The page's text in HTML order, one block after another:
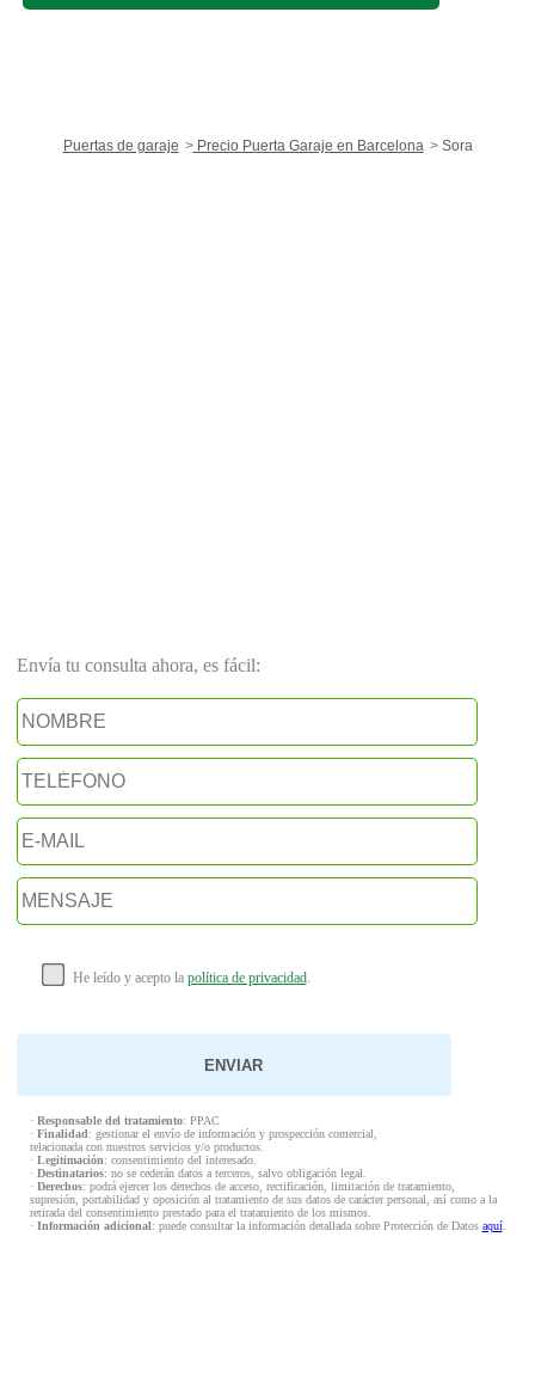
Puertas de garaje Precio Puerta Garaje en Barcelona Sora
Envía tu consulta ahora, es fácil:
He leído y acepto la política de privacidad.
· Responsable del tratamiento: PPAC
· Finalidad: gestionar el envío de información y prospección comercial,
relacionada con nuestros servicios y/o productos.
· Legitimación: consentimiento del interesado.
· Destinatarios: no se cederán datos a terceros, salvo obligación legal.
· Derechos: podrá ejercer los derechos de acceso, rectificación, limitación de tratamiento,
supresión, portabilidad y oposición al tratamiento de sus datos de carácter personal, así como a la
retirada del consentimiento prestado para el tratamiento de los mismos.
· Información adicional: puede consultar la información detallada sobre Protección de Datos aquí.